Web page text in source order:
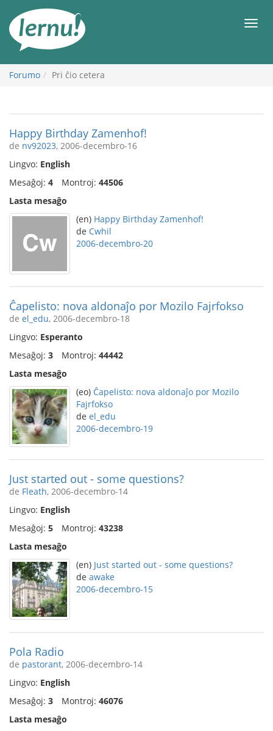
enhavo
Forumo Pri ĉio cetera
Happy Birthday Zamenhof!
de nv92023, 2006-decembro-16
Lingvo: English
Mesaĝoj: 4 Montroj: 44506
Lasta mesaĝo
(en) Happy Birthday Zamenhof!
de Cwhil
2006-decembro-20
Ĉapelisto: nova aldonaĵo por Mozilo Fajrfokso
de el_edu, 2006-decembro-18
Lingvo: Esperanto
Mesaĝoj: 3 Montroj: 44442
Lasta mesaĝo
(eo) Ĉapelisto: nova aldonaĵo por Mozilo
Fajrfokso
de el_edu
2006-decembro-19
Just started out - some questions?
de Fleath, 2006-decembro-14
Lingvo: English
Mesaĝoj: 5 Montroj: 43238
Lasta mesaĝo
(en) Just started out - some questions?
de awake
2006-decembro-15
Pola Radio
de pastorant, 2006-decembro-14
Lingvo: English
Mesaĝoj: 3 Montroj: 46076
Lasta mesaĝo